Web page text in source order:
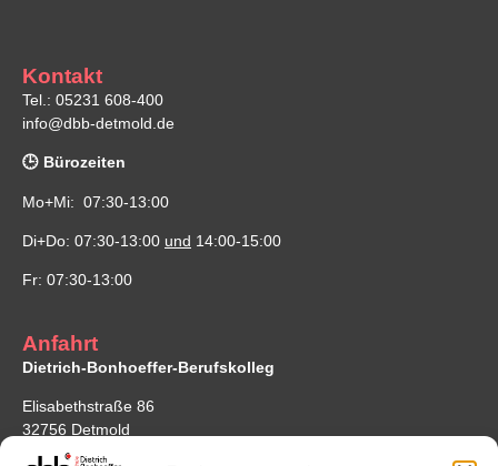
Kontakt
Tel.: 05231 608-400
info@dbb-detmold.de
🕒 Bürozeiten
Mo+Mi: 07:30-13:00
Di+Do: 07:30-13:00 und 14:00-15:00
Fr: 07:30-13:00
Anfahrt
Dietrich-Bonhoeffer-Berufskolleg
Elisabethstraße 86
32756 Detmold